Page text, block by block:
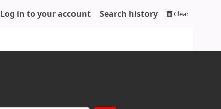
Log in to your account Search history Clear